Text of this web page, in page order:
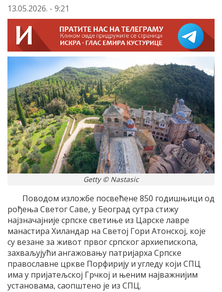
13.05.2026. - 9:21
Getty © Nastasic
Поводом изложбе посвећене 850 годишњици од
рођења Светог Саве, у Београд сутра стижу
најзначајније српске светиње из Царске лавре
манастира Хиландар на Светој Гори Атонској, које
су везане за живот првог српског архиепископа,
захваљујући ангажовању патријарха Српске
православне цркве Порфирију и угледу који СПЦ
има у пријатељској Грчкој и њеним најважнијим
установама, саопштено је из СПЦ.